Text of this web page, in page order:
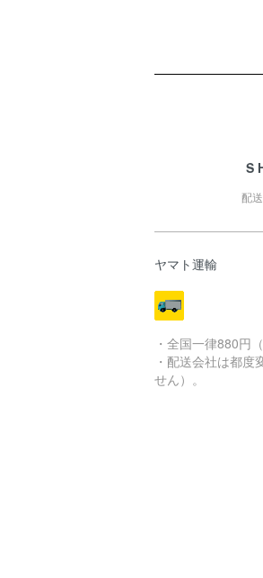
配
ヤマト運輸
・全国一律880円（
・配送会社は都度
せん）。